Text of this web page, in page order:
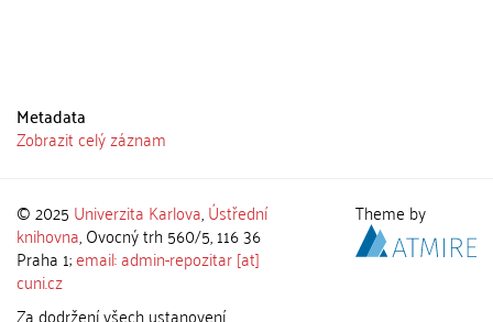
Metadata
Zobrazit celý záznam
© 2025 Univerzita Karlova,Ústřední
knihovna, Ovocný trh 560/5, 116 36
Praha 1;email: admin-repozitar [at]
cuni.cz
Za dodržení všech ustanovení
Theme by